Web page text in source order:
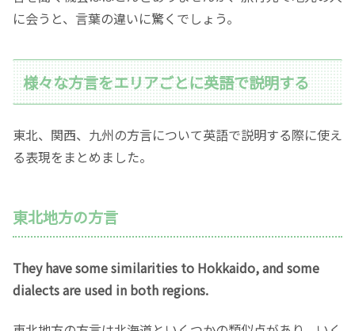
に会うと、言葉の違いに驚くでしょう。
様々な方言をエリアごとに英語で説明する
東北、関西、九州の方言について英語で説明する際に使え
る表現をまとめました。
東北地方の方言
They have some similarities to Hokkaido, and some
dialects are used in both regions.